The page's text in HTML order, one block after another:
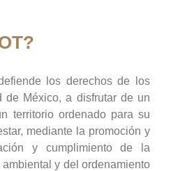
los derechos de los
de México, a disfrutar de un
territorio ordenado para su
mediante la promoción y
y cumplimiento de la
y del ordenamiento